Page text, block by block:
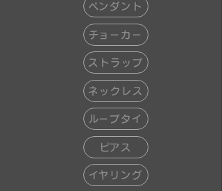
​​ペンダント
​チョーカー
ストラップ
ネックレス
​ループタイ
​ピアス
​イヤリング